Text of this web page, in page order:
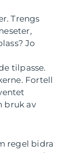
Trengs
Jo
tilpasse.
Fortell
bruk av
regel bidra